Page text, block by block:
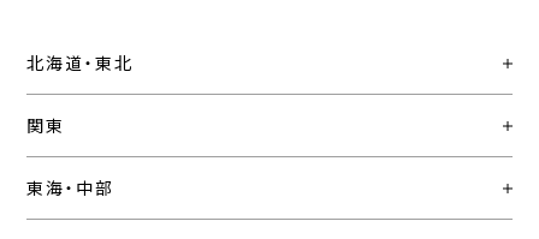
北海道・東北
関東
東海・中部